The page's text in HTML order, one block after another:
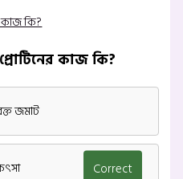
কাজ কি?
কাজ কি?
জমাট
Correct